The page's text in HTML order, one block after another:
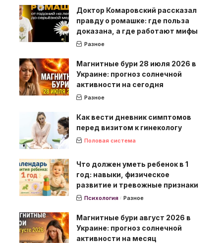
Доктор Комаровский рассказал
правду о ромашке: где польза
доказана, а где работают мифы
Разное
Магнитные бури 28 июля 2026 в
Украине: прогноз солнечной
активности на сегодня
Разное
Как вести дневник симптомов
перед визитом к гинекологу
Половая система
Что должен уметь ребенок в 1
год: навыки, физическое
развитие и тревожные признаки
Психология Разное
Магнитные бури август 2026 в
Украине: прогноз солнечной
активности на месяц